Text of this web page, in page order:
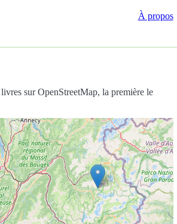
À propos
sur OpenStreetMap, la première le